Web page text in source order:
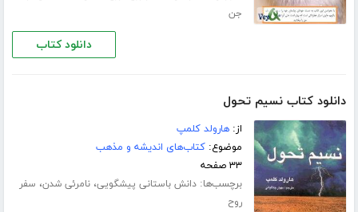
جن
دانلود کتاب
دانلود کتاب نسیم تحول
از:هارولد کلمپ
موضوع:کتاب‌های اندیشه و مذهب
۳۳ صفحه
برچسب‌ها:دانش باستانی پیشگویی،نامرئی شدن، سفر
روح